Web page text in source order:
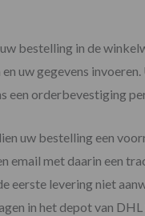
bestelling in de
uw gegevens
een orderbevestiging
uw bestelling een
email met daarin een
eerste levering niet
in het depot van